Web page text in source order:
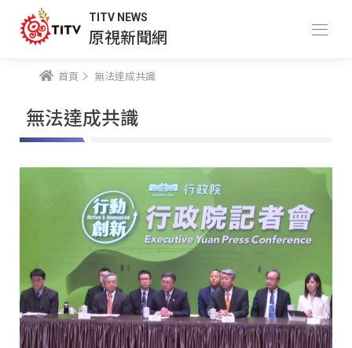
TITV NEWS
原視新聞網
首頁 無法達成共識
無法達成共識